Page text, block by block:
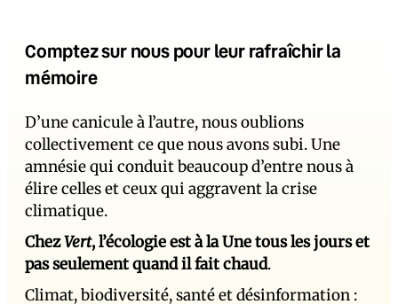
Comptez sur nous pour leur rafraîchir la
mémoire
D’une canicule à l’autre, nous oublions
collectivement ce que nous avons subi. Une
amnésie qui conduit beaucoup d’entre nous à
élire celles et ceux qui aggravent la crise
climatique.
ChezVert, l’écologie est à la Une tous les jours et
pas seulement quand il fait chaud.
Climat, biodiversité, santé et désinformation :